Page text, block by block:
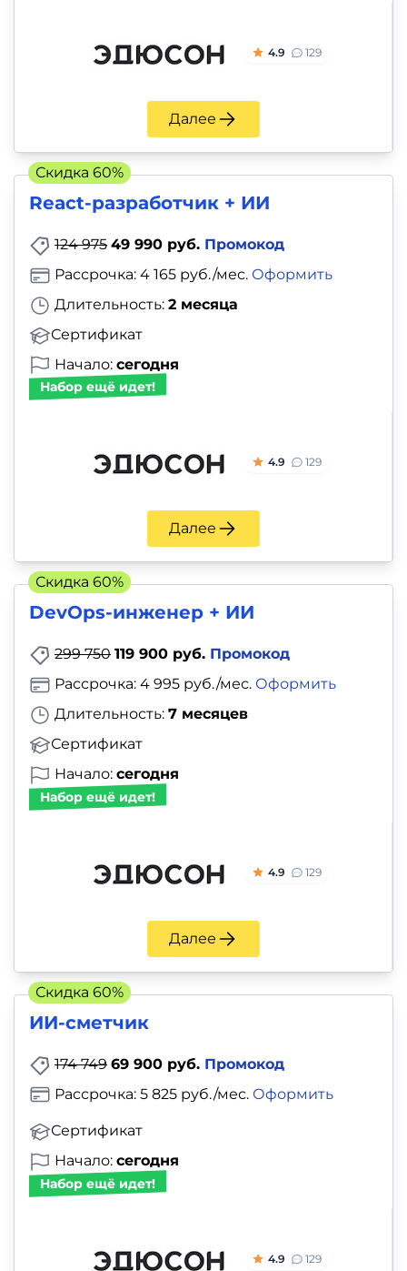
4.9 129
Далее
React-разработчик + ИИ
124 975 49 990 руб. Промокод
Длительность: 2 месяца
Сертификат
Рассрочка: 4 165 руб./мес. Оформить
Начало: сегодня
Набор ещё идет!
4.9 129
Далее
Скидка 60%
DevOps-инженер + ИИ
299 750 119 900 руб. Промокод
Длительность: 7 месяцев
Сертификат
Рассрочка: 4 995 руб./мес. Оформить
Начало: сегодня
Набор ещё идет!
4.9 129
Далее
Скидка 60%
ИИ-сметчик
174 749 69 900 руб. Промокод
Сертификат
Рассрочка: 5 825 руб./мес. Оформить
Начало: сегодня
Набор ещё идет!
4.9 129
Скидка 60%